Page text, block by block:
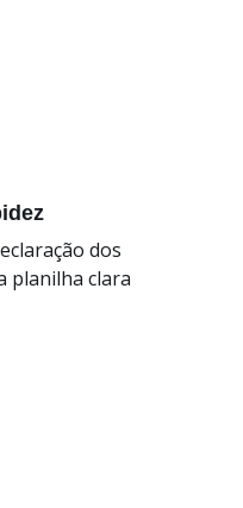
dos
planilha clara